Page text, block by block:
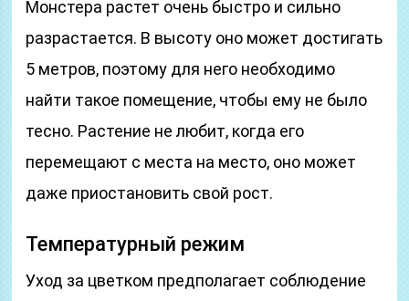
Монстера растет очень быстро и сильно
разрастается. В высоту оно может достигать
5 метров, поэтому для него необходимо
найти такое помещение, чтобы ему не было
тесно. Растение не любит, когда его
перемещают с места на место, оно может
даже приостановить свой рост.
Температурный режим
Уход за цветком предполагает соблюдение